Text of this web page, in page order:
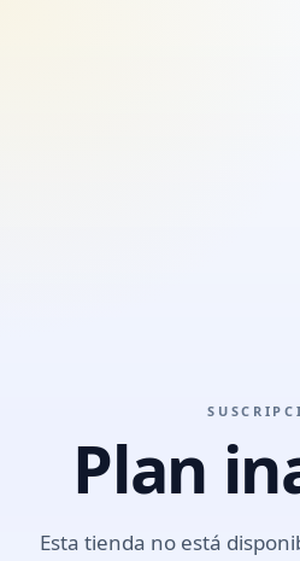
Plan
Esta tienda no está